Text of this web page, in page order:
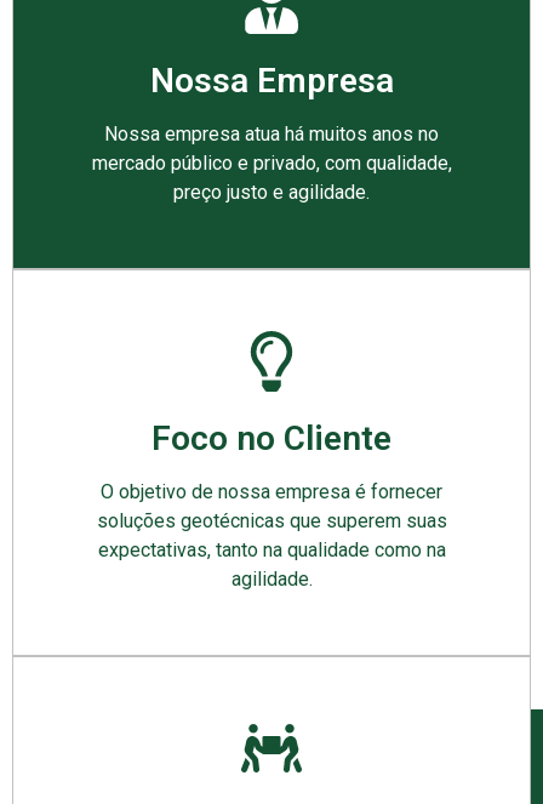
Nossa Empresa
Nossa empresa atua há muitos anos no
mercado público e privado, com qualidade,
preço justo e agilidade.
Foco no Cliente
O objetivo de nossa empresa é fornecer
soluções geotécnicas que superem suas
expectativas, tanto na qualidade como na
agilidade.